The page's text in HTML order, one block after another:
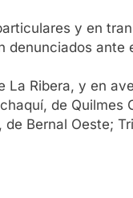
y en
ante
Ribera, y en
de
Bernal Oeste;